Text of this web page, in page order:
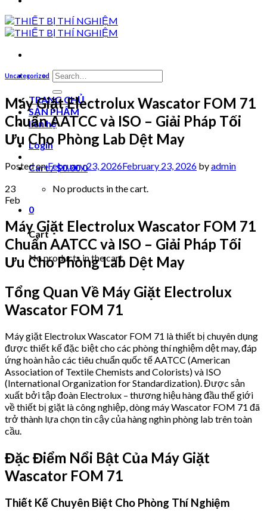
Search
for:
TRANG CHỦ
SẢN PHẨM
liên hệ
Login
Cart /$0.000
No products in the cart.
0
Cart
No products in the cart.
Uncategorized
Máy Giặt Electrolux Wascator FOM 71
Chuẩn AATCC và ISO – Giải Pháp Tối
Ưu Cho Phòng Lab Dệt May
Posted onFebruary 23, 2026February 23, 2026 byadmin
23
Feb
Máy Giặt Electrolux Wascator FOM 71
Chuẩn AATCC và ISO – Giải Pháp Tối
Ưu Cho Phòng Lab Dệt May
Tổng Quan Về Máy Giặt Electrolux
Wascator FOM 71
Máy giặt Electrolux Wascator FOM 71 là thiết bị chuyên dụng
được thiết kế đặc biệt cho các phòng thí nghiệm dệt may, đáp
ứng hoàn hảo các tiêu chuẩn quốc tế AATCC (American
Association of Textile Chemists and Colorists) và ISO
(International Organization for Standardization). Được sản
xuất bởi tập đoàn Electrolux – thương hiệu hàng đầu thế giới
về thiết bị giặt là công nghiệp, dòng máy Wascator FOM 71 đã
trở thành lựa chọn tin cậy của hàng nghìn phòng lab trên toàn
cầu.
Đặc Điểm Nổi Bật Của Máy Giặt
Wascator FOM 71
Thiết Kế Chuyên Biệt Cho Phòng Thí Nghiệm